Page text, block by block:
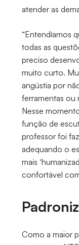
atender as
“Entendíamos
todas as
preciso
muito curto.
angústia por
ferramentas ou
Nesse
função de
professor foi
adequando o
mais
confortável
Como a maior